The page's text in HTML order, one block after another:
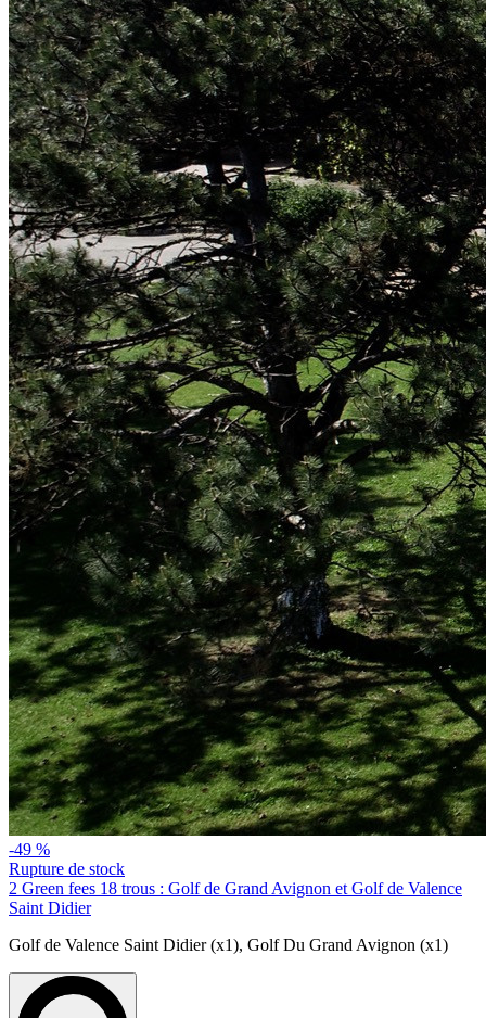
-49 %
Rupture de stock
2 Green fees 18 trous : Golf de Grand Avignon et Golf de Valence
Saint Didier
Golf de Valence Saint Didier (x1), Golf Du Grand Avignon (x1)